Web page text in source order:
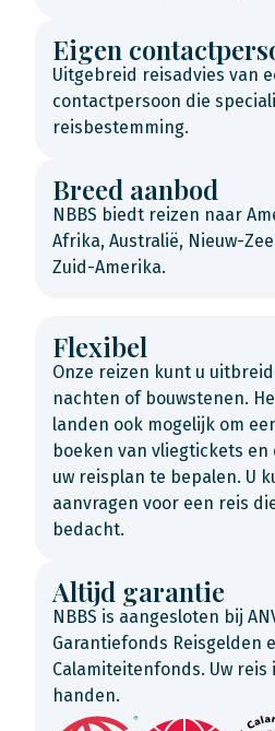
Eigen
Uitgebreid reisadvies van
contactpersoon die
reisbestemming.
Breed aanbod
NBBS biedt reizen naar
Afrika, Australië, Nieuw-
Zuid-Amerika.
Flexibel
Onze reizen kunt u
nachten of bouwstenen.
landen ook mogelijk om
boeken van vliegtickets
uw reisplan te bepalen. U
aanvragen voor een reis
bedacht.
Altijd garantie
NBBS is aangesloten bij
Garantiefonds Reisgelden
Calamiteitenfonds. Uw reis
handen.